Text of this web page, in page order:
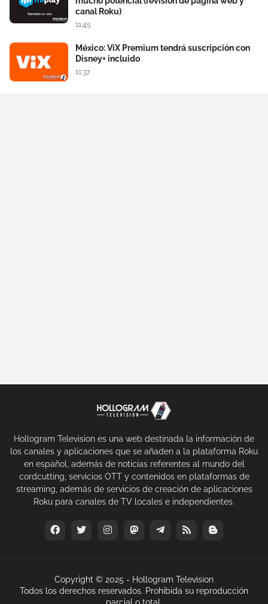
canal Roku)
11:45
México: ViX Premium tendrá suscripción con
Disney+ incluido
11:37
Hollogram Television es una web destinada la información de
los canales y aplicaciones que se añaden a la plataforma Roku
en español, además de noticias referentes al mundo del
cordcutting, servicios OTT y contenidos en plataformas de
streaming, además de servicios de creación de aplicaciones
Roku para canales de TV locales e independientes.
Copyright © 2025 - Hollogram Television
Todos los derechos reservados. Prohibida su reproducción